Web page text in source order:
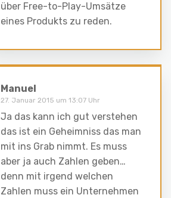
über Free-to-Play-Umsätze
eines Produkts zu reden.
Manuel
27. Januar 2015 um 13:07 Uhr
Ja das kann ich gut verstehen
das ist ein Geheimniss das man
mit ins Grab nimmt. Es muss
aber ja auch Zahlen geben…
denn mit irgend welchen
Zahlen muss ein Unternehmen